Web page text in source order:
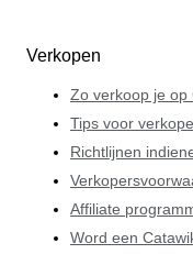
Verkopen
Zo verkoop je op
Tips voor
Richtlijnen
Affiliate
Word een